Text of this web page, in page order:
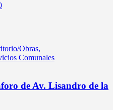
Obras,
Comunales
de Av. Lisandro de la